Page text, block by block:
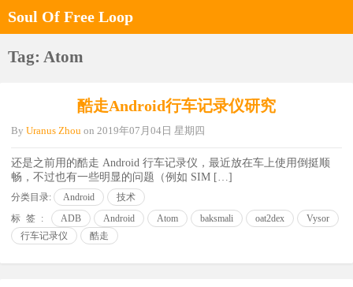
Soul Of Free Loop
Tag: Atom
酷走Android行车记录仪研究
By Uranus Zhou on 2019年07月04日 星期四
还是之前用的酷走 Android 行车记录仪，最近放在车上使用倒挺顺
畅，不过也有一些明显的问题（例如 SIM […]
分类目录: Android
技术
标签:
ADB Android Atom baksmali oat2dex
Vysor
行车记录仪
酷走